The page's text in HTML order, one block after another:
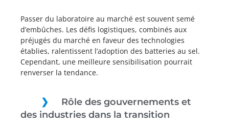
Passer du laboratoire au marché est souvent semé
d’embûches. Les défis logistiques, combinés aux
préjugés du marché en faveur des technologies
établies, ralentissent l’adoption des batteries au sel.
Cependant, une meilleure sensibilisation pourrait
renverser la tendance.
Rôle des gouvernements et
des industries dans la transition